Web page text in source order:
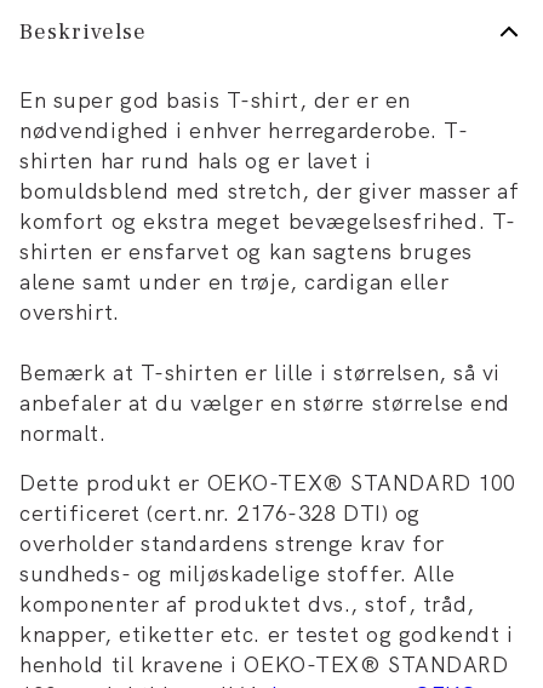
Beskrivelse
En super god basis T-shirt, der er en
nødvendighed i enhver herregarderobe. T-
shirten har rund hals og er lavet i
bomuldsblend med stretch, der giver masser af
komfort og ekstra meget bevægelsesfrihed. T-
shirten er ensfarvet og kan sagtens bruges
alene samt under en trøje, cardigan eller
overshirt.
Bemærk at T-shirten er lille i størrelsen, så vi
anbefaler at du vælger en større størrelse end
normalt.
Dette produkt er OEKO-TEX® STANDARD 100
certificeret (cert.nr. 2176-328 DTI) og
overholder standardens strenge krav for
sundheds- og miljøskadelige stoffer. Alle
komponenter af produktet dvs., stof, tråd,
knapper, etiketter etc. er testet og godkendt i
henhold til kravene i OEKO-TEX® STANDARD